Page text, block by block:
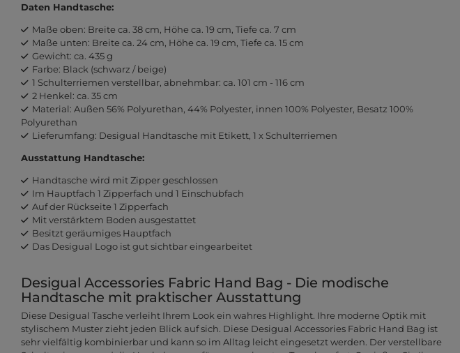
Daten Handtasche:
Maße oben: Breite ca. 38 cm, Höhe ca. 19 cm, Tiefe ca. 7 cm
Maße unten: Breite ca. 24 cm, Höhe ca. 19 cm, Tiefe ca. 15 cm
Gewicht: ca. 435 g
Farbe: Black (schwarz / beige)
1 Schulterriemen verstellbar, abnehmbar: ca. 101 cm - 116 cm
2 Henkel: ca. 35 cm
Material: Außen 56% Polyurethan, 44% Polyester, innen 100% Polyester, Besatz 100%
Polyurethan
Lieferumfang: Desigual Handtasche mit Etikett, 1 x Schulterriemen
Ausstattung Handtasche:
Handtasche wird mit Zipper geschlossen
Im Hauptfach 1 Zipperfach und 1 Einschubfach
Auf der Rückseite 1 Zipperfach
Mit verstärktem Boden ausgestattet
Besitzt geräumiges Hauptfach
Das Desigual Logo ist gut sichtbar eingearbeitet
Desigual Accessories Fabric Hand Bag - Die modische
Handtasche mit praktischer Ausstattung
Diese Desigual Tasche verleiht Ihrem Look ein wahres Highlight. Ihre moderne Optik mit
stylischem Muster zieht jeden Blick auf sich. Diese Desigual Accessories Fabric Hand Bag ist
sehr vielfältig kombinierbar und kann so im Alltag leicht eingesetzt werden. Der verstellbare